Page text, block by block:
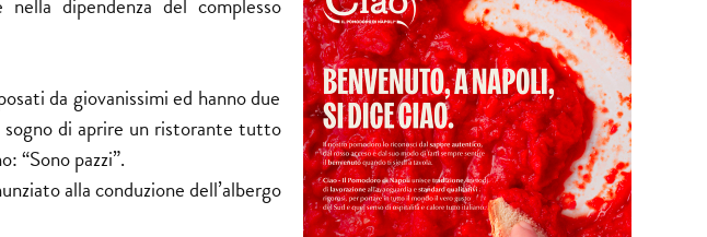
da giovanissimi ed hanno due
sogno di aprire un ristorante tutto
“Sono pazzi”.
alla conduzione dell’albergo